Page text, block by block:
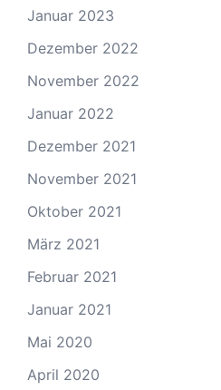
Januar 2023
Dezember 2022
November 2022
Januar 2022
Dezember 2021
November 2021
Oktober 2021
März 2021
Februar 2021
Januar 2021
Mai 2020
April 2020